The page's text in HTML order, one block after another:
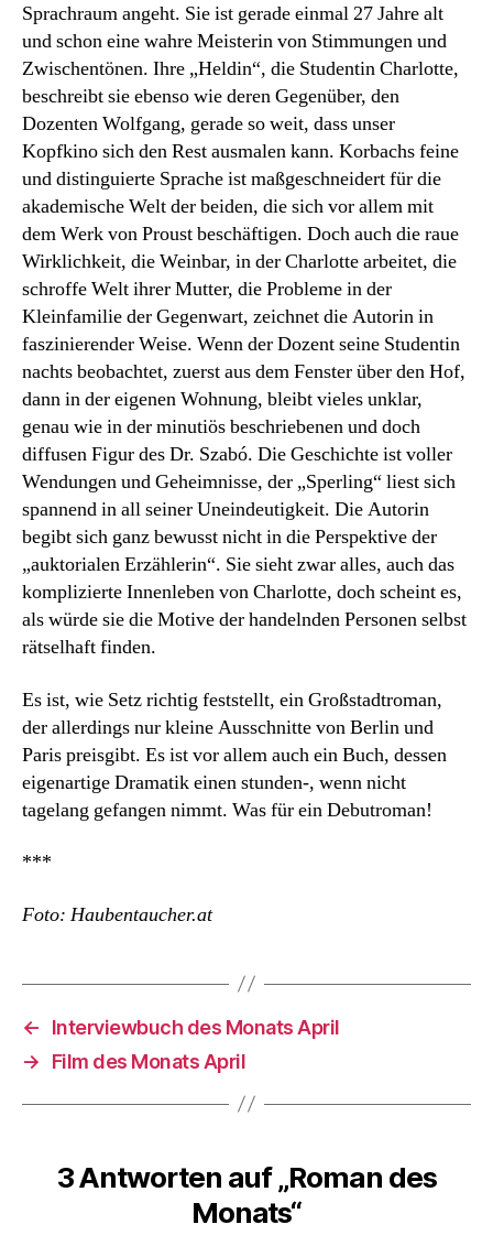
Sprachraum angeht. Sie ist gerade einmal 27 Jahre alt
und schon eine wahre Meisterin von Stimmungen und
Zwischentönen. Ihre „Heldin“, die Studentin Charlotte,
beschreibt sie ebenso wie deren Gegenüber, den
Dozenten Wolfgang, gerade so weit, dass unser
Kopfkino sich den Rest ausmalen kann. Korbachs feine
und distinguierte Sprache ist maßgeschneidert für die
akademische Welt der beiden, die sich vor allem mit
dem Werk von Proust beschäftigen. Doch auch die raue
Wirklichkeit, die Weinbar, in der Charlotte arbeitet, die
schroffe Welt ihrer Mutter, die Probleme in der
Kleinfamilie der Gegenwart, zeichnet die Autorin in
faszinierender Weise. Wenn der Dozent seine Studentin
nachts beobachtet, zuerst aus dem Fenster über den Hof,
dann in der eigenen Wohnung, bleibt vieles unklar,
genau wie in der minutiös beschriebenen und doch
diffusen Figur des Dr. Szabó. Die Geschichte ist voller
Wendungen und Geheimnisse, der „Sperling“ liest sich
spannend in all seiner Uneindeutigkeit. Die Autorin
begibt sich ganz bewusst nicht in die Perspektive der
„auktorialen Erzählerin“. Sie sieht zwar alles, auch das
komplizierte Innenleben von Charlotte, doch scheint es,
als würde sie die Motive der handelnden Personen selbst
rätselhaft finden.
Es ist, wie Setz richtig feststellt, ein Großstadtroman,
der allerdings nur kleine Ausschnitte von Berlin und
Paris preisgibt. Es ist vor allem auch ein Buch, dessen
eigenartige Dramatik einen stunden-, wenn nicht
tagelang gefangen nimmt. Was für ein Debutroman!
***
Foto: Haubentaucher.at
←
Interviewbuch des Monats April
→
Film des Monats April
3 Antworten auf „Roman des
Monats“